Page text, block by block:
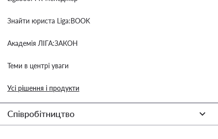
Знайти юриста Liga:BOOK
Академія ЛІГА:ЗАКОН
Теми в центрі уваги
Усі рішення і продукти
Співробітництво